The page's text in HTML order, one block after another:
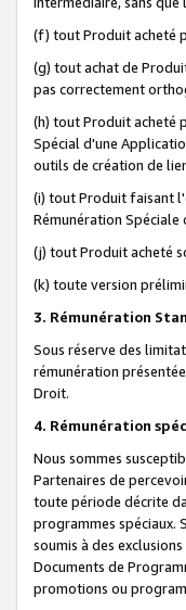
(f) tout Produit acheté
(g) tout achat de
pas correctement
(h) tout Produit acheté
Spécial d'une
outils de création de
(i) tout Produit faisant
Rémunération Spéciale
(j) tout Produit acheté
(k) toute version
3. Rémunération
Sous réserve des
rémunération
Droit.
4. Rémunération
Nous sommes
Partenaires de
toute période décrite
programmes spéciaux.
soumis à des
Documents de
promotions ou